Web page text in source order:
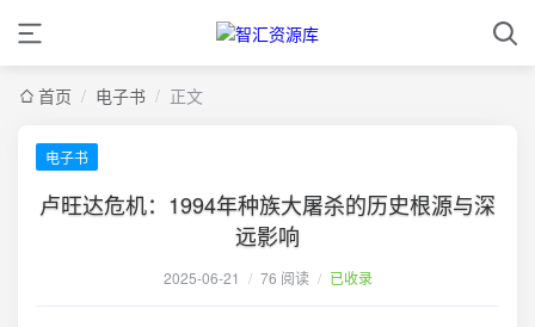
首页 / 电子书 / 正文
电子书
卢旺达危机：1994年种族大屠杀的历史根源与深
远影响
2025-06-21 / 76 阅读 / 已收录